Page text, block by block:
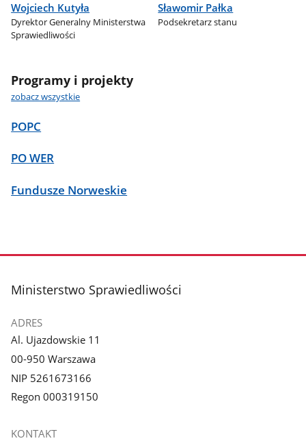
Wojciech Kutyła
Dyrektor Generalny Ministerstwa
Sprawiedliwości
Sławomir Pałka
Podsekretarz stanu
Programy i projekty
zobacz wszystkie
POPC
PO WER
Fundusze Norweskie
stopka
Ministerstwo Sprawiedliwości
ADRES
Al. Ujazdowskie 11
00-950 Warszawa
NIP 5261673166
Regon 000319150
KONTAKT